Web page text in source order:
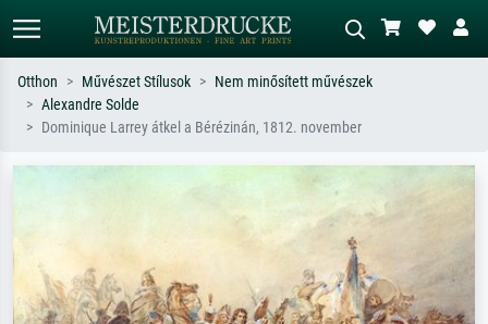
Alap keresés MI-képkereső
piros absztrakt, sötét olajkép, álló akt
egy fa mellett.
Otthon Művészet Stílusok
Nem minősített művészek
Alexandre Solde
Dominique Larrey átkel a Bérézinán, 1812. november